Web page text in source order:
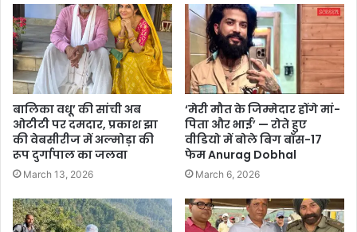
बालिका वधू’ की सांची अब
ओटीटी पर दमदार, प्रकाश झा
की वेबसीरीज में अल्मोड़ा की
रूप दुर्गापाल का जलवा
March 13, 2026
‘मेरी मौत के जिम्मेदार होंगे मां-
पिता और भाई’ — रोते हुए
वीडियो में बोले बिग बॉस-17
फेम Anurag Dobhal
March 6, 2026